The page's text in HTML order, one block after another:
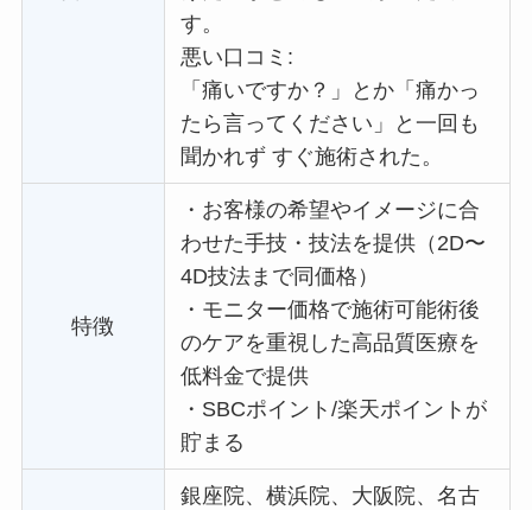
す。
悪い口コミ:
「痛いですか？」とか「痛かっ
たら言ってください」と一回も
聞かれず すぐ施術された。
特徴
・ お客様の希望やイメージに合
わせた手技・技法を提供（2D〜
4D技法まで同価格）
・ モニター価格で施術可能術後
のケアを重視した高品質医療を
低料金で提供
・ SBCポイント/楽天ポイントが
貯まる
銀座院、横浜院、大阪院、名古